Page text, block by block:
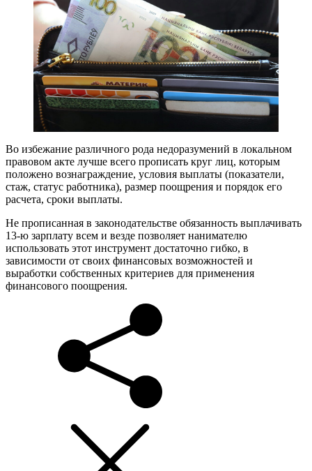
Во избежание различного рода недоразумений в локальном
правовом акте лучше всего прописать круг лиц, которым
положено вознаграждение, условия выплаты (показатели,
стаж, статус работника), размер поощрения и порядок его
расчета, сроки выплаты.
Не прописанная в законодательстве обязанность выплачивать
13-ю зарплату всем и везде позволяет нанимателю
использовать этот инструмент достаточно гибко, в
зависимости от своих финансовых возможностей и
выработки собственных критериев для применения
финансового поощрения.